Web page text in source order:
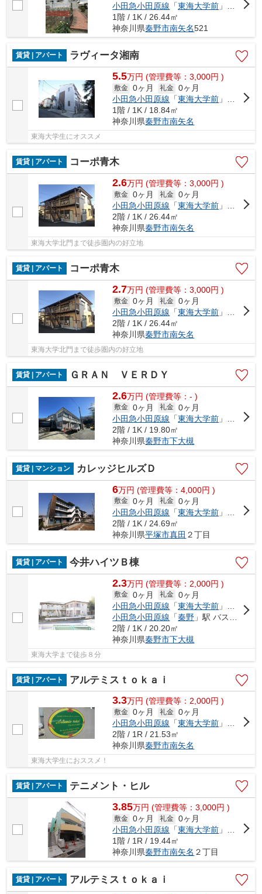
小田急小田原線 「東海大学前 」駅 徒歩15分
1階 / 1K / 26.44㎡
神奈川県秦野市南矢名521
賃貸 | アパート ラヴィータ湘南
5.5万円 (管理費等：3,000円 )
敷金 0ヶ月 礼金 0ヶ月
小田急小田原線 「東海大学前 」駅 徒歩15分
1階 / 1K / 18.84㎡
神奈川県秦野市南矢名
東海大学生にオススメ
賃貸 | アパート コーポ青木
2.6万円 (管理費等：3,000円 )
敷金 0ヶ月 礼金 0ヶ月
小田急小田原線 「東海大学前 」駅 徒歩19分
2階 / 1K / 26.44㎡
神奈川県秦野市南矢名
東海大学北門まで徒歩圏内の好立地
賃貸 | アパート コーポ青木
2.7万円 (管理費等：3,000円 )
敷金 0ヶ月 礼金 0ヶ月
小田急小田原線 「東海大学前 」駅 徒歩19分
2階 / 1K / 26.44㎡
神奈川県秦野市南矢名
東海大学北門まで徒歩圏内の好立地
賃貸 | アパート ＧＲＡＮ ＶＥＲＤＹ
2.6万円 (管理費等：- )
敷金 0ヶ月 礼金 0ヶ月
小田急小田原線 「東海大学前 」駅 徒歩24分
2階 / 1K / 19.80㎡
神奈川県秦野市下大槻
賃貸 | マンション カレッジヒルズＤ
6万円 (管理費等：4,000円 )
敷金 0ヶ月 礼金 0ヶ月
小田急小田原線 「東海大学前 」駅 徒歩18分
2階 / 1K / 24.69㎡
神奈川県平塚市真田 ２丁目
賃貸 | アパート 今井ハイツＢ棟
2.3万円 (管理費等：2,000円 )
敷金 0ヶ月 礼金 0ヶ月
小田急小田原線 「東海大学前 」駅 徒歩26分
小田急小田原線 「秦野 」駅 バス16分 「欠ノ上」 停歩2分
2階 / 1K / 20.20㎡
神奈川県秦野市下大槻
東海大学まで徒歩８分
賃貸 | アパート アルテミスｔｏｋａｉ
3.3万円 (管理費等：2,000円 )
敷金 0ヶ月 礼金 0ヶ月
小田急小田原線 「東海大学前 」駅 徒歩20分
2階 / 1R / 21.53㎡
神奈川県秦野市南矢名
東海大学生におススメ！
賃貸 | アパート テニメント・ヒル
3.85万円 (管理費等：3,000円 )
敷金 0ヶ月 礼金 0ヶ月
小田急小田原線 「東海大学前 」駅 徒歩10分
1階 / 1R / 19.44㎡
神奈川県秦野市南矢名 ２丁目
賃貸 | アパート アルテミスｔｏｋａｉ